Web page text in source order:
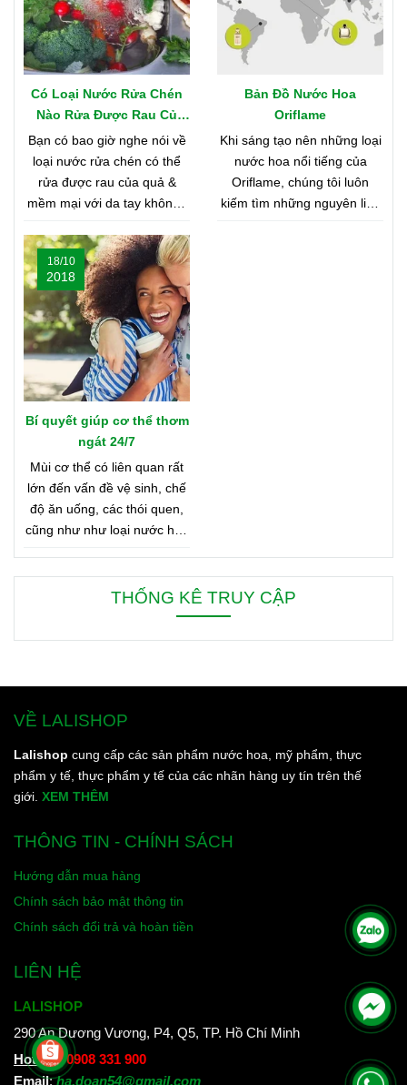
Có Loại Nước Rửa Chén
Nào Rửa Được Rau Củ
Quả & Mềm Mại Với Da
Tay?
Bạn có bao giờ nghe nói về
loại nước rửa chén có thể
rửa được rau của quả &
mềm mại với da tay không?
bạn hãy cùng shop tìm hiểu
nhé
Bản Đồ Nước Hoa
Oriflame
Khi sáng tạo nên những loại
nước hoa nổi tiếng của
Oriflame, chúng tôi luôn
kiếm tìm những nguyên liệu
Bí quyết giúp cơ thể thơm
ngát 24/7
18/10
2018
Mùi cơ thể có liên quan rất
lớn đến vấn đề vệ sinh, chế
độ ăn uống, các thói quen,
cũng như như loại nước hoa
cơ thể thơm ngát từ sáng
đến tối, từ đầu đến chân.
THỐNG KÊ TRUY CẬP
VỀ LALISHOP
Lalishop cung cấp các sản phẩm nước hoa, mỹ phẩm, thực
phẩm y tế, thực phẩm y tế của các nhãn hàng uy tín trên thế
giới. XEM THÊM
THÔNG TIN - CHÍNH SÁCH
Hướng dẫn mua hàng
Chính sách bảo mật thông tin
Chính sách đổi trả và hoàn tiền
LIÊN HỆ
LALISHOP
290 An Dương Vương, P4, Q5, TP. Hồ Chí Minh
Hotline: 0908 331 900
Email:ha.doan54@gmail.com